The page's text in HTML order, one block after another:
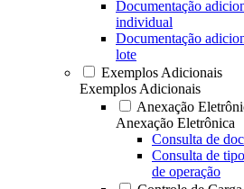
Documentação
individual
Documentação
lote
Exemplos Adicionais
Exemplos Adicionais
Anexação
Anexação Eletrônica
Consulta de
Consulta de
de operação